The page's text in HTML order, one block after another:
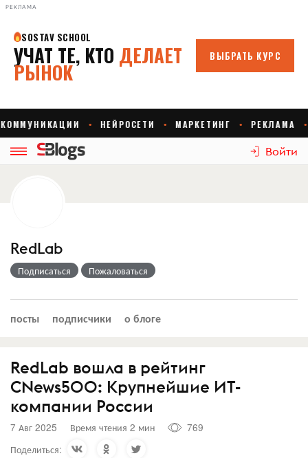
РЕКЛАМА
Войти
RedLab
Подписаться Пожаловаться
посты подписчики о блоге
RedLab вошла в рейтинг
CNews500: Крупнейшие ИТ-
компании России
7 Авг 2025 Время чтения 2 мин
769
Поделиться: